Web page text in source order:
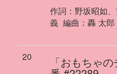
作詞： 野坂昭如
義 編曲： 轟 太郎
20 「おもちゃ